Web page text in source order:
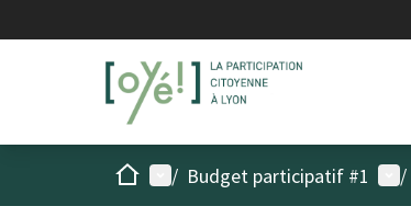
AccueilMenu principal
/ Budget participatif #1 /